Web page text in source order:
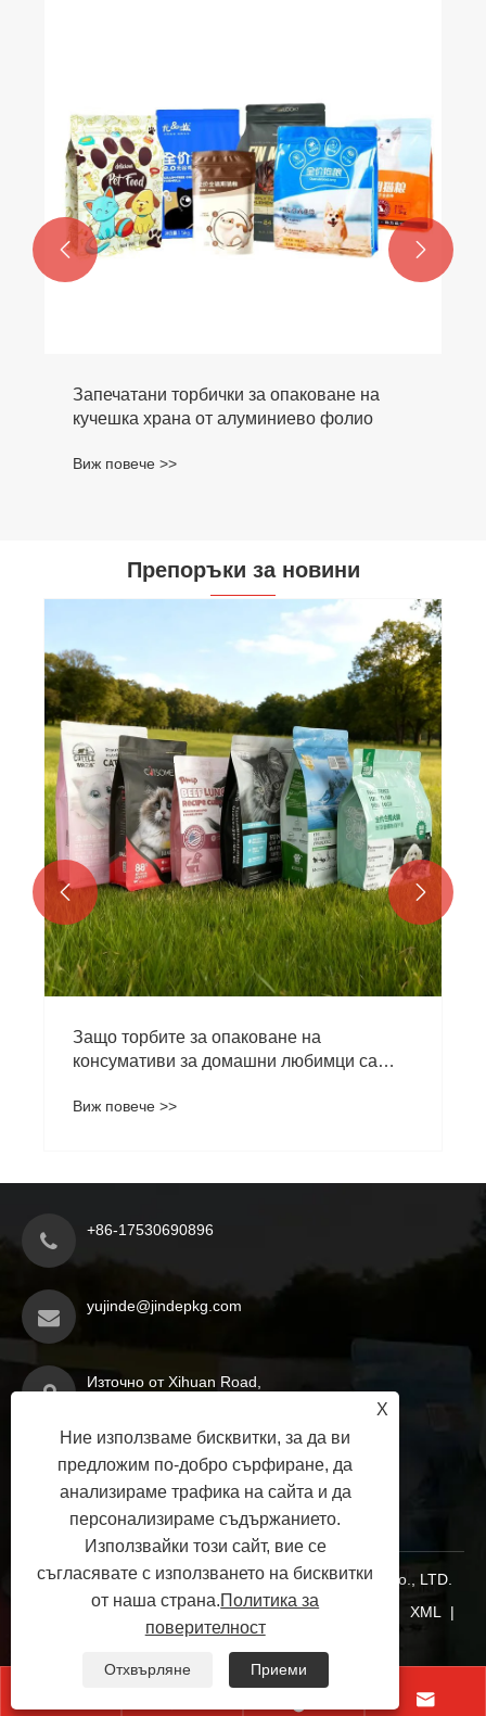
за опаковане на
алуминиево фолио
 
Препоръки за новини
Дигитализацията и устойчивостта водят
надграждането на гъвкавите опаковки;
Jinde Packaging става предпочитан
глобален партньор
Виж повече >>
 
+86-17530690896
yujinde@jindepkg.com
Източно от Xihuan Road,
зона, окръг Sheqi, град
Nanyang, провинция Henan,
Китай
Авторско право © 2025 Nanyang Jinde Packaging Co., LTD.
Всички права запазени.Links|Sitemap XML
|

X
Ние използваме бисквитки, за да ви
предложим по-добро сърфиране, да
анализираме трафика на сайта и да
персонализираме съдържанието.
Използвайки този сайт, вие се
съгласявате с използването на бисквитки
от наша страна.Политика за
поверителност
Отхвърляне Приеми